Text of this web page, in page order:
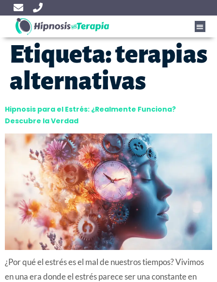
Etiqueta:terapias
alternativas
Hipnosis para el Estrés: ¿Realmente Funciona?
Descubre la Verdad
¿Por qué el estrés es el mal de nuestros tiempos? Vivimos
en una era donde el estrés parece ser una constante en